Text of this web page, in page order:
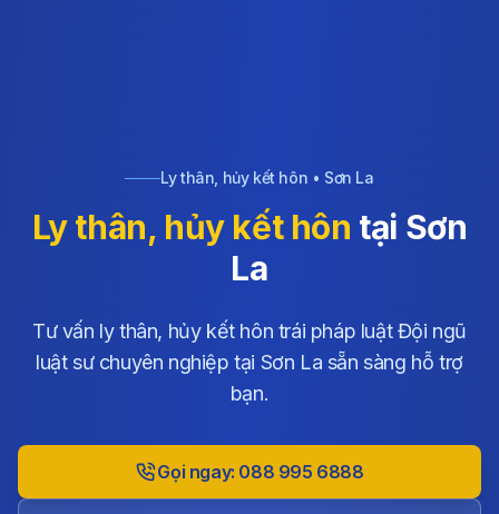
Ly thân, hủy kết hôn • Sơn La
Ly thân, hủy kết hôn tại Sơn
La
Tư vấn ly thân, hủy kết hôn trái pháp luật Đội ngũ
luật sư chuyên nghiệp tại Sơn La sẵn sàng hỗ trợ
bạn.
Gọi ngay: 088 995 6888